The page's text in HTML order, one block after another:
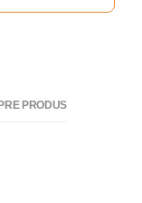
PRODUS